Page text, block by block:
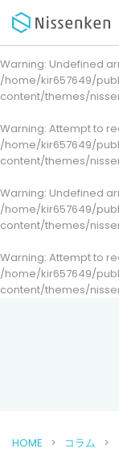
Warning: Undefined
/home/kir657649/
content/themes/
Warning: Attempt to
/home/kir657649/
content/themes/
Warning: Undefined
/home/kir657649/
content/themes/
Warning: Attempt to
/home/kir657649/
content/themes/
HOME コラム